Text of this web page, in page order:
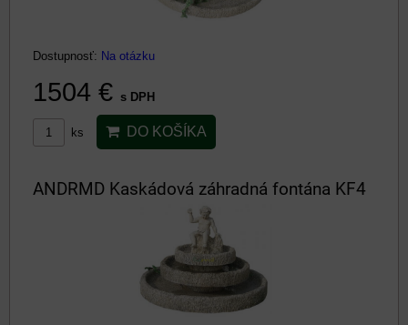
Dostupnosť: Na otázku
1504 € s DPH
ks DO KOŠÍKA
ANDRMD Kaskádová záhradná fontána KF4